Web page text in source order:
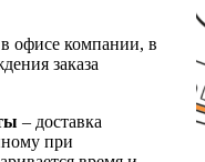
офисе компании, в
заказа
– доставка
при